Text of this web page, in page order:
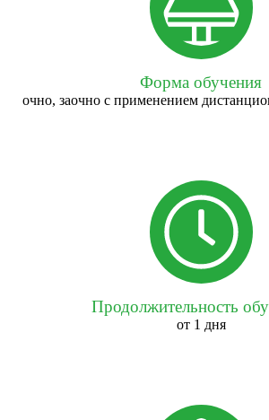
Форма обучения
очно, заочно с применением
Продолжительность
от 1 дня